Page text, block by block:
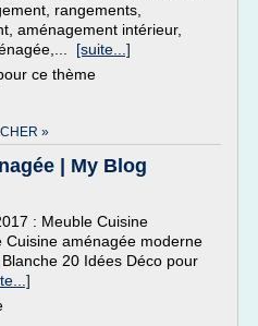
rangements,
aménagement intérieur,
[suite...]
ce thème
»
| My Blog
: Meuble Cuisine
aménagée moderne
20 Idées Déco pour